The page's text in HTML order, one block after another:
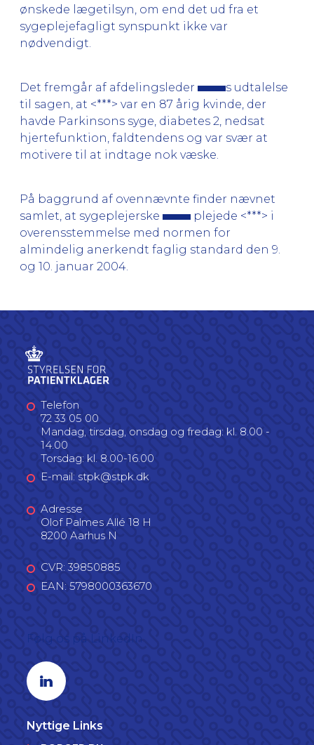
ønskede lægetilsyn, om end det ud fra et
sygeplejefagligt synspunkt ikke var
nødvendigt.
Det fremgår af afdelingsleder
s udtalelse
til sagen, at <***> var en 87 årig kvinde, der
havde Parkinsons syge, diabetes 2, nedsat
hjertefunktion, faldtendens og var svær at
motivere til at indtage nok væske.
På baggrund af ovennævnte finder nævnet
samlet, at sygeplejerske
plejede <***> i
overensstemmelse med normen for
almindelig anerkendt faglig standard den 9.
og 10. januar 2004.
Telefon
72 33 05 00
Mandag, tirsdag, onsdag og fredag: kl. 8.00 -
14.00
Torsdag: kl. 8.00-16.00
E-mail: stpk@stpk.dk
Adresse
Olof Palmes Allé 18 H
8200 Aarhus N
CVR: 39850885
EAN: 5798000363670
Linkedin profil
Nyttige Links